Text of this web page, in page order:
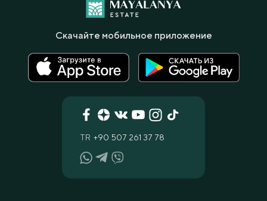
TR +90 507 261 37 78
Скачайте мобильное приложение